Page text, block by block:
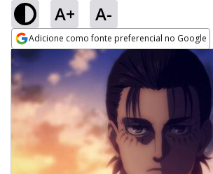
A+ A-
Adicione como fonte preferencial no Google
Opens in new window